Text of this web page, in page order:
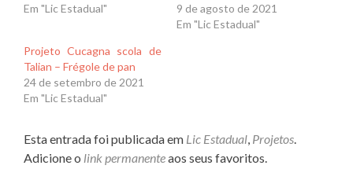
Em "Lic Estadual"
9 de agosto de 2021
Em "Lic Estadual"
Projeto Cucagna scola de
Talian – Frégole de pan
24 de setembro de 2021
Em "Lic Estadual"
Esta entrada foi publicada em Lic Estadual Projetos
Adicione o link permanenteaos seus favoritos.